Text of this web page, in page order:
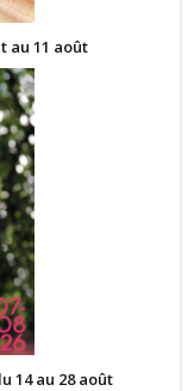
au 11 août
14 au 28 août